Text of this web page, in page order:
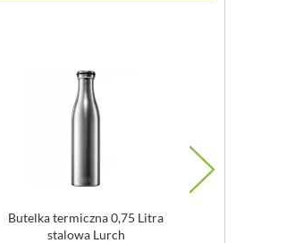
Butelka termiczna 0,75 Litra
stalowa Lurch